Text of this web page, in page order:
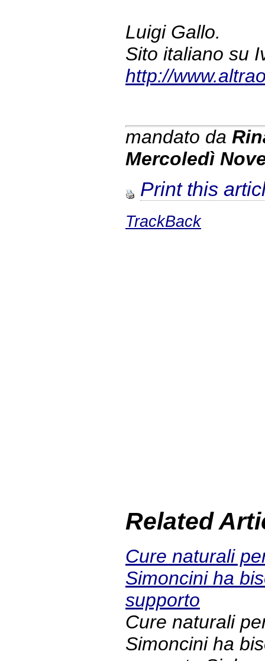
Luigi Gallo.
Sito italiano su
http://
mandato da
Mercoledì
Print this
TrackBack
Related
Cure naturali
Simoncini ha
supporto
Cure naturali
Simoncini ha